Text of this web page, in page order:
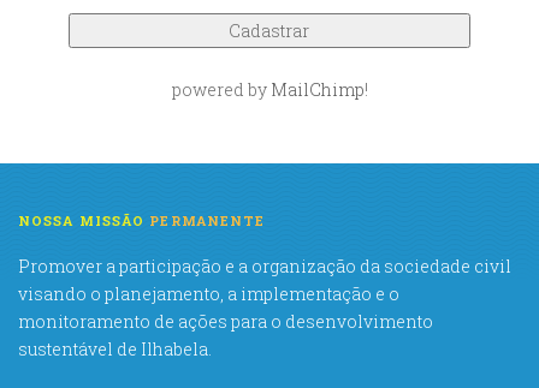
powered by MailChimp!
NOSSA MISSÃO PERMANENTE
Promover a participação e a organização da sociedade civil
visando o planejamento, a implementação e o
monitoramento de ações para o desenvolvimento
sustentável de Ilhabela.